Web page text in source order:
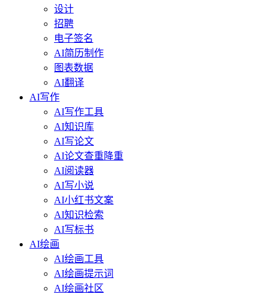
设计
招聘
电子签名
AI简历制作
图表数据
AI翻译
AI写作
AI写作工具
AI知识库
AI写论文
AI论文查重降重
AI阅读器
AI写小说
AI小红书文案
AI知识检索
AI写标书
AI绘画
AI绘画工具
AI绘画提示词
AI绘画社区